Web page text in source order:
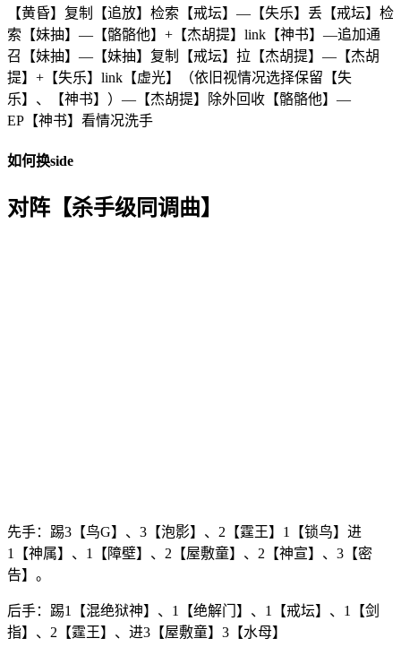
【黄昏】复制【追放】检索【戒坛】—【失乐】丢【戒坛】检
索【妹抽】—【骼骼他】+【杰胡提】link【神书】—追加通
召【妹抽】—【妹抽】复制【戒坛】拉【杰胡提】—【杰胡
提】+【失乐】link【虚光】（依旧视情况选择保留【失
乐】、【神书】）—【杰胡提】除外回收【骼骼他】—
EP【神书】看情况洗手
如何换side
对阵【杀手级同调曲】
先手：踢3【鸟G】、3【泡影】、2【霆王】1【锁鸟】进
1【神属】、1【障壁】、2【屋敷童】、2【神宣】、3【密
告】。
后手：踢1【混绝狱神】、1【绝解门】、1【戒坛】、1【剑
指】、2【霆王】、进3【屋敷童】3【水母】